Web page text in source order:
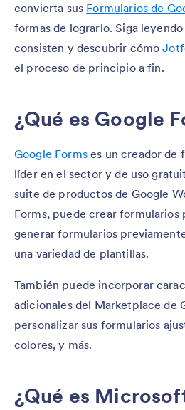
convierta sus Formularios de
formas de lograrlo. Siga
consisten y descubrir cómo
el proceso de principio a fin.
¿Qué es Google
Google Formses un creador de
líder en el sector y de uso
suite de productos de Google
Forms, puede crear formularios
generar formularios
una variedad de plantillas.
También puede incorporar
adicionales del Marketplace de
personalizar sus formularios
colores, y más.
¿Qué es